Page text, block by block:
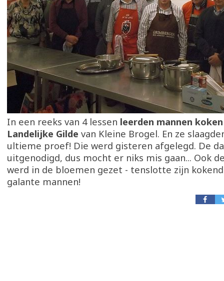
In een reeks van 4 lessen leerden mannen
Landelijke Gilde van Kleine Brogel. En ze
ultieme proef! Die werd gisteren afgelegd. De
uitgenodigd, dus mocht er niks mis gaan... Ook
werd in de bloemen gezet - tenslotte zijn
galante mannen!